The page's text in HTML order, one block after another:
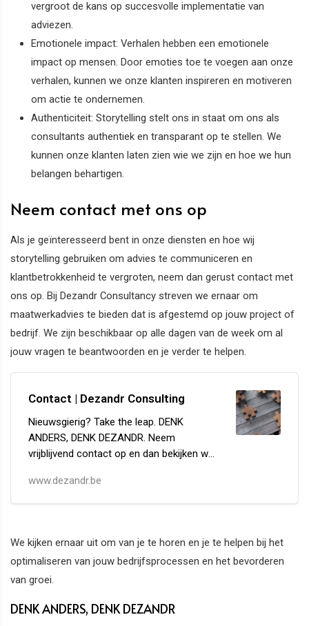
vergroot de kans op succesvolle implementatie van
adviezen.
Emotionele impact: Verhalen hebben een emotionele
impact op mensen. Door emoties toe te voegen aan onze
verhalen, kunnen we onze klanten inspireren en motiveren
om actie te ondernemen.
Authenticiteit: Storytelling stelt ons in staat om ons als
consultants authentiek en transparant op te stellen. We
kunnen onze klanten laten zien wie we zijn en hoe we hun
belangen behartigen.
Neem contact met ons op
Als je geïnteresseerd bent in onze diensten en hoe wij
storytelling gebruiken om advies te communiceren en
klantbetrokkenheid te vergroten, neem dan gerust contact met
ons op. Bij Dezandr Consultancy streven we ernaar om
maatwerkadvies te bieden dat is afgestemd op jouw project of
bedrijf. We zijn beschikbaar op alle dagen van de week om al
jouw vragen te beantwoorden en je verder te helpen.
Contact | Dezandr Consulting
Nieuwsgierig? Take the leap. DENK
ANDERS, DENK DEZANDR. Neem
vrijblijvend contact op en dan bekijken we
www.dezandr.be
We kijken ernaar uit om van je te horen en je te helpen bij het
optimaliseren van jouw bedrijfsprocessen en het bevorderen
van groei.
DENK ANDERS, DENK DEZANDR